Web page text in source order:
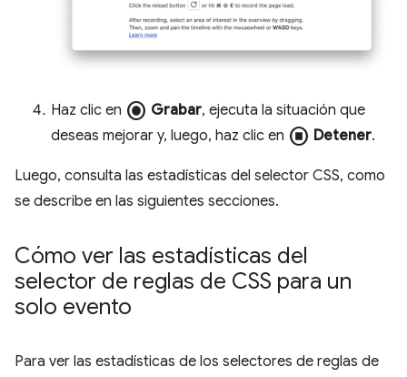
Haz clic en radio_button_checked Grabar, ejecuta la situación que
deseas mejorar y, luego, haz clic en stop_circle Detener.
Luego, consulta las estadísticas del selector CSS, como
se describe en las siguientes secciones.
Cómo ver las estadísticas del
selector de reglas de CSS para un
solo evento
Para ver las estadísticas de los selectores de reglas de